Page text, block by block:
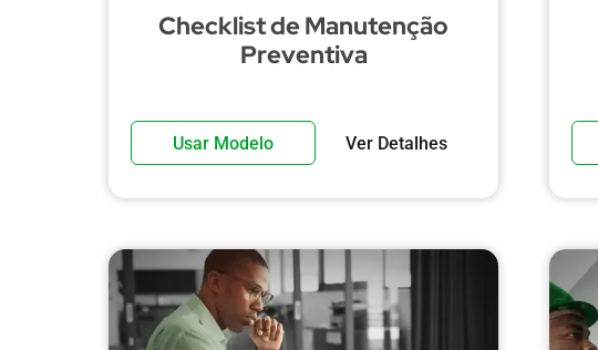
Checklist de Manutenção
Preventiva
Usar Modelo Ver Detalhes